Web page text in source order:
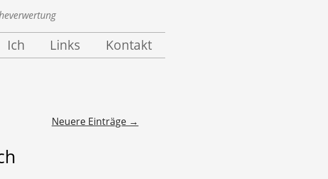
Ich Links Kontakt
Neuere Einträge →